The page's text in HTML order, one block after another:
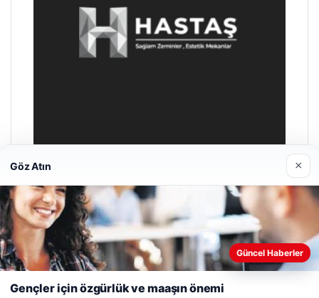
Enes Kaplan Avukatlık Bürosu
28/04/2026
Web sitemizi nasıl kullandığınızı daha iyi anlayabilmek,
deneyiminizi kişiselleştirmek ve geliştirmek amacıyla çerezler
Göz Atın ×
Güncel Haberler
Gençler için özgürlük ve maaşın önemi